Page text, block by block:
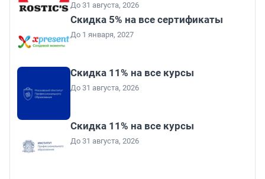
До 31 августа, 2026
Скидка 5% на все сертификаты
До 1 января, 2027
Скидка 11% на все курсы
До 31 августа, 2026
Скидка 11% на все курсы
До 31 августа, 2026